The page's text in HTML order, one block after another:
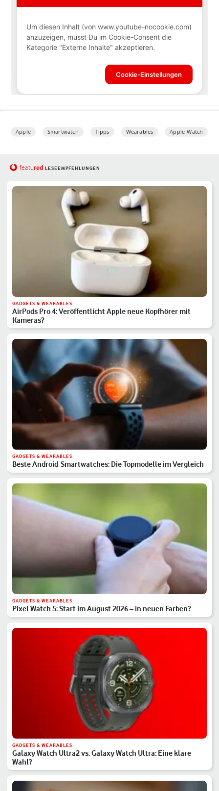
Apple Smartwatch Tipps Wearables Apple-Watch
featured LESEEMPFEHLUNGEN
GADGETS & WEARABLES
AirPods Pro 4: Veröffentlicht Apple neue Kopfhörer mit
Kameras?
GADGETS & WEARABLES
Beste Android-Smartwatches: Die Topmodelle im Vergleich
GADGETS & WEARABLES
Pixel Watch 5: Start im August 2026 – in neuen Farben?
GADGETS & WEARABLES
Galaxy Watch Ultra2 vs. Galaxy Watch Ultra: Eine klare
Wahl?